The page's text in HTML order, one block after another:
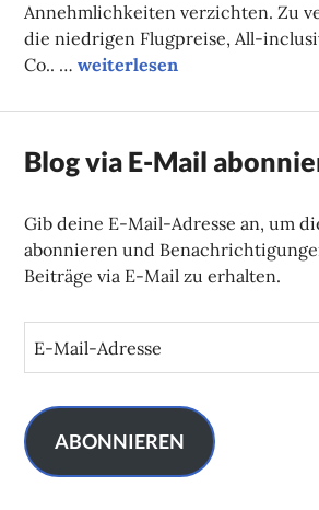
Annehmlichkeiten verzichten. Zu
die niedrigen Flugpreise, All-
Co.. …„Fairreisen“ leicht gemacht
weiterlesen
Blog via E-Mail
Gib deine E-Mail-Adresse an, um
abonnieren und
Beiträge via E-Mail zu erhalten.
a
i
l
ABONNIEREN